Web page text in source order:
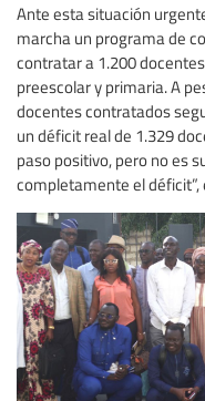
Ante esta situación
marcha un programa de
contratar a 1.200
preescolar y primaria. A
docentes contratados
un déficit real de 1.329
paso positivo, pero no es
completamente el déficit”,